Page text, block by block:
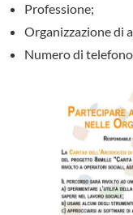
Professione;
Organizzazione di
Numero di